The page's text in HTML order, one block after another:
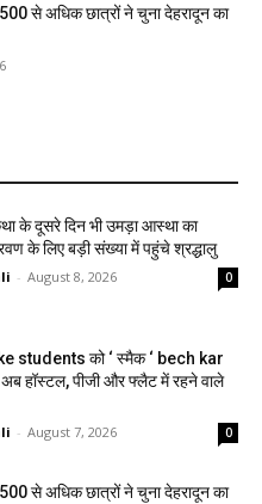
से अधिक छात्रों ने चुना देहरादून का
के दूसरे दिन भी उमड़ा आस्था का
के लिए बड़ी संख्या में पहुंचे श्रद्धालु
- August 8, 2026 0
students को ‘ स्मैक ‘ bech kar
अब हॉस्टल, पीजी और फ्लैट में रहने वाले
- August 7, 2026 0
से अधिक छात्रों ने चुना देहरादून का